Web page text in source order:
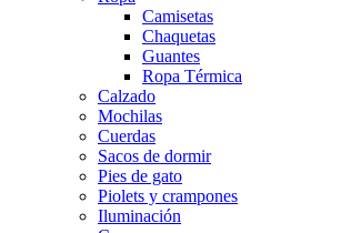
Camisetas
Chaquetas
Guantes
Ropa Térmica
Calzado
Mochilas
Cuerdas
Sacos de dormir
Pies de gato
Piolets y crampones
Iluminación